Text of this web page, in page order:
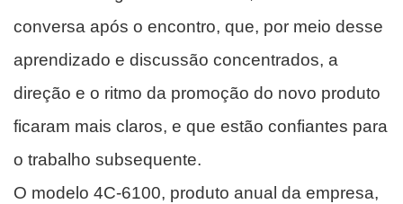
conversa após o encontro, que, por meio desse
aprendizado e discussão concentrados, a
direção e o ritmo da promoção do novo produto
ficaram mais claros, e que estão confiantes para
o trabalho subsequente.
O modelo 4C-6100, produto anual da empresa,